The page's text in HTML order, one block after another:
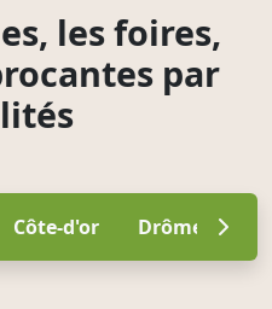
les foires,
par
Côte-d'or Drôme